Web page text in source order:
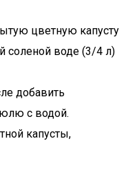
цветную капусту
соленой воде (3/4 л)
добавить
с водой.
капусты,